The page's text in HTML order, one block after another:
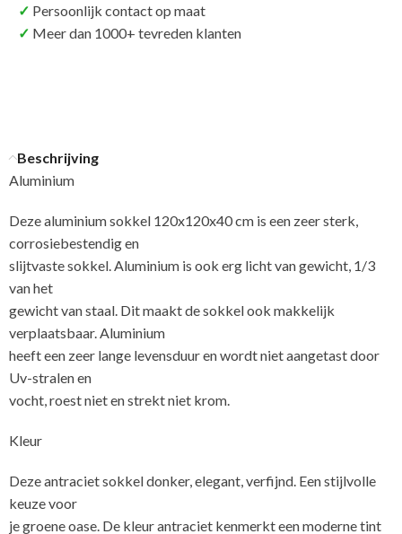
Persoonlijk contact op maat
Meer dan 1000+ tevreden klanten
Beschrijving
Aluminium
Deze aluminium sokkel 120x120x40 cm is een zeer sterk,
corrosiebestendig en
slijtvaste sokkel. Aluminium is ook erg licht van gewicht, 1/3
van het
gewicht van staal. Dit maakt de sokkel ook makkelijk
verplaatsbaar. Aluminium
heeft een zeer lange levensduur en wordt niet aangetast door
Uv-stralen en
vocht, roest niet en strekt niet krom.
Kleur
Deze antraciet sokkel donker, elegant, verfijnd. Een stijlvolle
keuze voor
je groene oase. De kleur antraciet kenmerkt een moderne tint